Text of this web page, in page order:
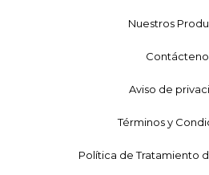
Nuestros
Aviso de
Términos y
Política de Tratamiento